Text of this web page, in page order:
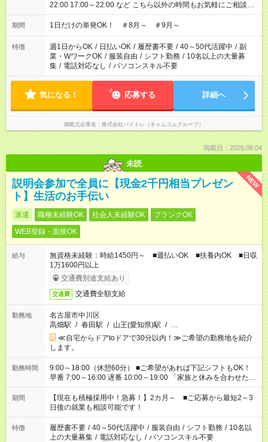
22:00 17:00～22:00 など こちら以外の時間もお気軽にご相談く
ださい！
期間 1日だけの単発OK！ ＃8月～ ＃9月～
特徴 週1日からOK / 日払いOK / 履歴書不要 / 40～50代活躍中 / 副
業・WワークOK / 服装自由 / シフト勤務 / 10名以上の大量募
集 / 電話対応なし / パソコンスキル不要
気になる！ 応募する 詳細へ
掲載元企業名 株式会社バイトレ（キャムコムグループ）
掲載日：2026.08.04
未読
NEW
説明会参加で全員に【現金2千円相当プレゼン
ト】生活のお手伝い
派遣 職種未経験OK 社会人未経験OK
ブランクOK
WEB登録・面接OK
給与
無資格未経験：時給1450円～ ■週払いOK ■扶養内OK ■日収
1万1600円以上
交通費別途支給あり
交通費 交通費全額支給
勤務地
名古屋市中川区
高畑駅 / 春田駅 / 山王(愛知県)駅 / …
≪自宅からドアtoドアで30分以内！≫ご希望の勤務地を紹介
します。
勤務時間
9:00～18:00（休憩60分） ■ご希望があれば下記シフトもOK！
早番 7:00～16:00 遅番 10:00～19:00 「家族と休みを合わせた
い」 「余裕を持って夕飯の準備がしたい」 「できれば残業はし
たくない」 など、ご希望を教えてくださいね。 ※Wワーク希望
の方へ 今ご覧のお仕事で希望する勤務時間と、もう1つのお仕事
の勤務時間。 合計で週40時間を超える場合は応募できません。
期間
【現在も積極採用中！急募！】2カ月～ ■ご応募から最短2～3
日後の就業も相談可能です！
特徴 履歴書不要 / 40～50代活躍中 / 服装自由 / シフト勤務 / 10名以
上の大量募集 / 電話対応なし / パソコンスキル不要